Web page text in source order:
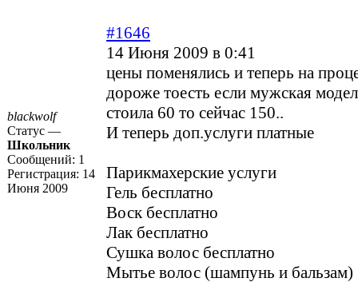
blackwolf
Статус —
Школьник
Сообщений: 1
Регистрация: 14
Июня 2009
#1646
14 Июня 2009 в 0:41
цены поменялись и теперь на
дороже тоесть если мужская
стоила 60 то сейчас 150..
И теперь доп.услуги платные
Парикмахерские услуги
Гель бесплатно
Воск бесплатно
Лак бесплатно
Сушка волос бесплатно
Мытье волос (шампунь и бальзам)